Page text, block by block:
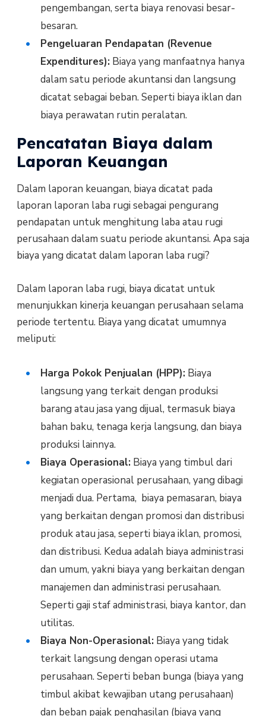
pengembangan, serta biaya renovasi besar-
besaran.
Pengeluaran Pendapatan (Revenue
Expenditures):Biaya yang manfaatnya hanya
dalam satu periode akuntansi dan langsung
dicatat sebagai beban. Seperti biaya iklan dan
biaya perawatan rutin peralatan.
Pencatatan Biaya dalam
Laporan Keuangan
Dalam laporan keuangan, biaya dicatat pada
laporan laporan laba rugi sebagai pengurang
pendapatan untuk menghitung laba atau rugi
perusahaan dalam suatu periode akuntansi. Apa saja
biaya yang dicatat dalam laporan laba rugi?
Dalam laporan laba rugi, biaya dicatat untuk
menunjukkan kinerja keuangan perusahaan selama
periode tertentu. Biaya yang dicatat umumnya
meliputi:
Harga Pokok Penjualan (HPP):Biaya
langsung yang terkait dengan produksi
barang atau jasa yang dijual, termasuk biaya
bahan baku, tenaga kerja langsung, dan biaya
produksi lainnya.
Biaya Operasional:Biaya yang timbul dari
kegiatan operasional perusahaan, yang dibagi
menjadi dua. Pertama, biaya pemasaran, biaya
yang berkaitan dengan promosi dan distribusi
produk atau jasa, seperti biaya iklan, promosi,
dan distribusi. Kedua adalah biaya administrasi
dan umum, yakni biaya yang berkaitan dengan
manajemen dan administrasi perusahaan.
Seperti gaji staf administrasi, biaya kantor, dan
utilitas.
Biaya Non-Operasional:Biaya yang tidak
terkait langsung dengan operasi utama
perusahaan. Seperti beban bunga (biaya yang
timbul akibat kewajiban utang perusahaan)
dan beban pajak penghasilan (biaya yang